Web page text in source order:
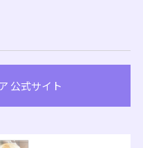
公式サイト